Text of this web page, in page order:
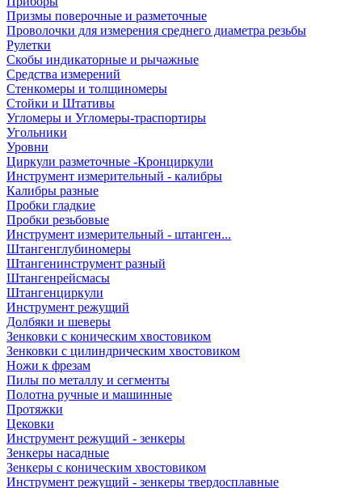
Призмы поверочные и разметочные
Проволочки для измерения среднего диаметра резьбы
Рулетки
Скобы индикаторные и рычажные
Средства измерений
Стенкомеры и толщиномеры
Стойки и Штативы
Угломеры и Угломеры-траспортиры
Угольники
Уровни
Циркули разметочные -Кронциркули
Инструмент измерительный - калибры
Калибры разные
Пробки гладкие
Пробки резьбовые
Инструмент измерительный - штанген...
Штангенглубиномеры
Штангенинструмент разный
Штангенрейсмасы
Штангенциркули
Инструмент режущий
Долбяки и шеверы
Зенковки с коническим хвостовиком
Зенковки с цилиндрическим хвостовиком
Ножи к фрезам
Пилы по металлу и сегменты
Полотна ручные и машинные
Протяжки
Цековки
Инструмент режущий - зенкеры
Зенкеры насадные
Зенкеры с коническим хвостовиком
Инструмент режущий - зенкеры твердосплавные